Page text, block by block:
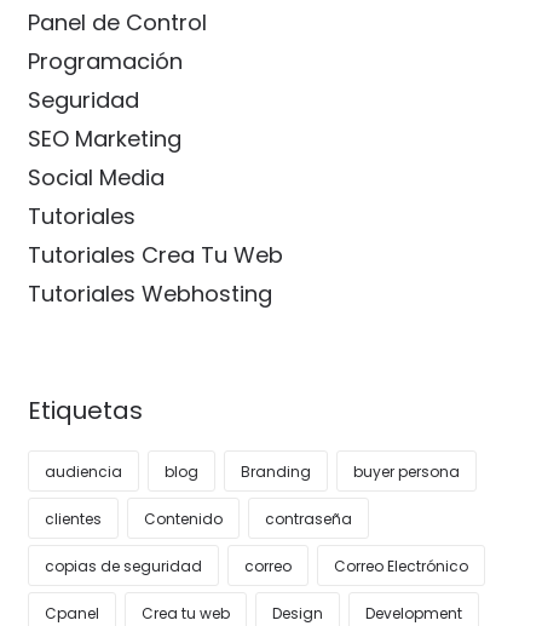
Panel de Control
Programación
Seguridad
SEO Marketing
Social Media
Tutoriales
Tutoriales Crea Tu Web
Tutoriales Webhosting
Etiquetas
audiencia blog Branding buyer persona
clientes Contenido contraseña
copias de seguridad correo Correo Electrónico
Cpanel Crea tu web Design Development